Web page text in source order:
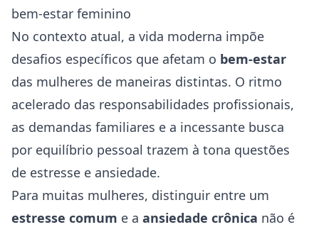
bem-estar feminino
No contexto atual, a vida moderna impõe
desafios específicos que afetam o bem-estar
das mulheres de maneiras distintas. O ritmo
acelerado das responsabilidades profissionais,
as demandas familiares e a incessante busca
por equilíbrio pessoal trazem à tona questões
de estresse e ansiedade.
Para muitas mulheres, distinguir entre um
estresse comum e a ansiedade crônica não é